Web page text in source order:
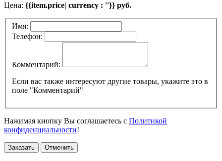
Цена: {{item.price| currency : ''}} руб.
Имя:
Телефон:
Комментарий:
Если вас также интересуют другие товары, укажите это в
поле "Комментарий"
Нажимая кнопку Вы соглашаетесь с Политикой
конфиденциальности!
Заказать Отменить